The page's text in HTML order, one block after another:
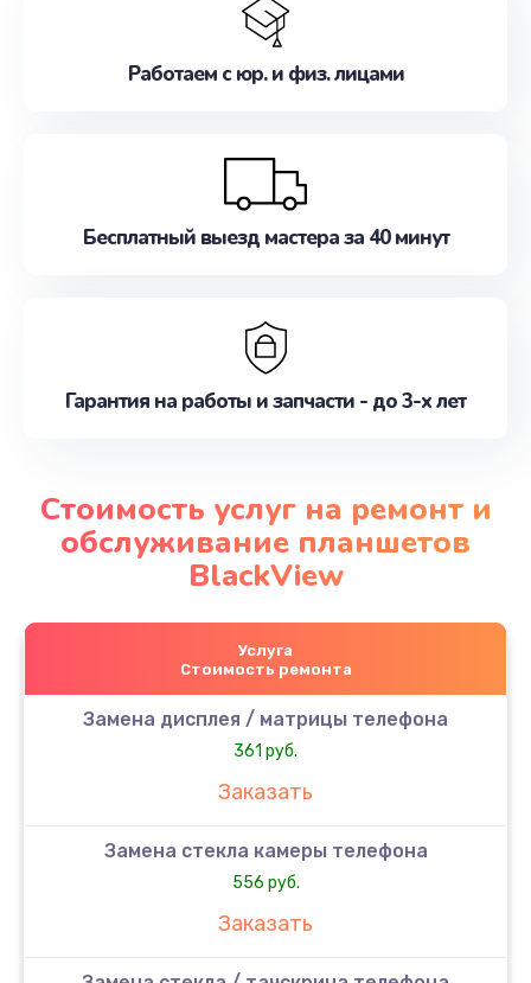
Работаем с юр. и физ. лицами
Бесплатный выезд мастера за 40 минут
Гарантия на работы и запчасти - до 3-х лет
Стоимость услуг на ремонт и
обслуживание планшетов
BlackView
Услуга
Стоимость ремонта
Замена дисплея / матрицы телефона
361 руб.
Заказать
Замена стекла камеры телефона
556 руб.
Заказать